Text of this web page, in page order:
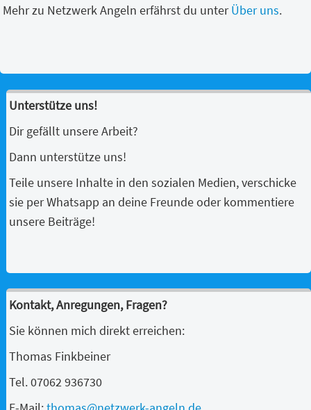
Mehr zu Netzwerk Angeln erfährst du unterÜber uns.
Unterstütze uns!
Dir gefällt unsere Arbeit?
Dann unterstütze uns!
Teile unsere Inhalte in den sozialen Medien, verschicke
sie per Whatsapp an deine Freunde oder kommentiere
unsere Beiträge!
Kontakt, Anregungen, Fragen?
Sie können mich direkt erreichen:
Thomas Finkbeiner
Tel. 07062 936730